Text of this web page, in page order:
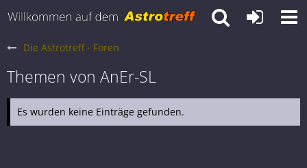
Die Astrotreff - Foren
Themen von AnEr-SL
Es wurden keine Einträge gefunden.